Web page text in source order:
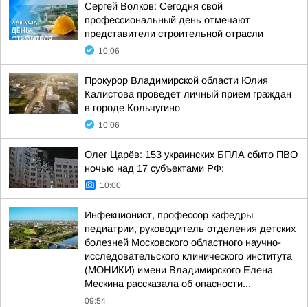
Сергей Волков: Сегодня свой
профессиональный день отмечают
представители строительной отрасли
10:06
Прокурор Владимирской области Юлия
Калистова проведет личный прием граждан
в городе Кольчугино
10:06
Олег Царёв: 153 украинских БПЛА сбито ПВО
ночью над 17 субъектами РФ:
10:00
Инфекционист, профессор кафедры
педиатрии, руководитель отделения детских
болезней Московского областного научно-
исследовательского клинического института
(МОНИКИ) имени Владимирского Елена
Мескина рассказала об опасности...
09:54